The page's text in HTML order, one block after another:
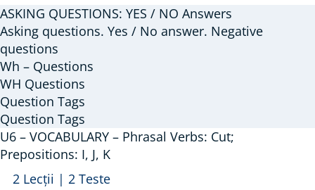
/
GRAMMAR
–
YES
/
NO
Answers;
Question
Tags;
ASKING QUESTIONS: YES / NO Answers
Asking questions. Yes / No answer. Negative
questions
Wh – Questions
WH Questions
Question Tags
Question Tags
U6 – VOCABULARY – Phrasal Verbs: Cut;
Prepositions: I, J, K
Arată
U6
2 Lecții | 2 Teste